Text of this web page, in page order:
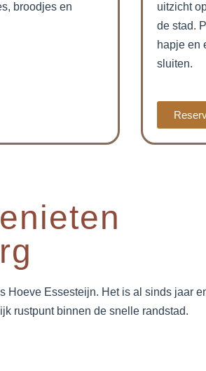
broodjes en
uitzicht
de stad.
hapje en
sluiten.
Hoeve Essesteijn. Het is al sinds jaar
rustpunt binnen de snelle randstad.